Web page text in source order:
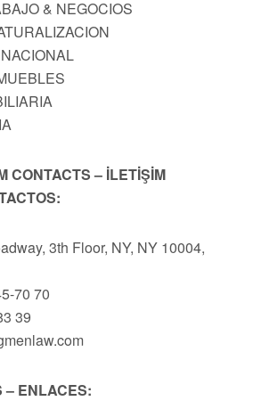
& NEGOCIOS
CONTACTS – İLETİŞİM
3th Floor, NY, NY 10004,
70 70
39
– ENLACES: